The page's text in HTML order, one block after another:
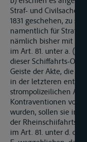
Straf- und Civilsachen
1831 geschehen, zu
namentlich für
nämlich bisher mit
im Art. 81. unter a.
dieser Schiffahrts-
Geiste der Akte, die
in der letzteren
strompolizeilichen
Kontraventionen von
wurden, sollen sie in
der Rheinschiifahrts-
im Art. 81. unter d. der